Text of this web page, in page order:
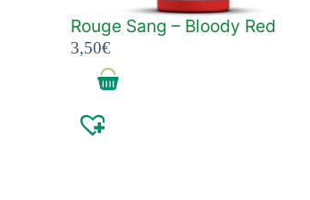
Rouge Sang – Bloody Red
3,50€